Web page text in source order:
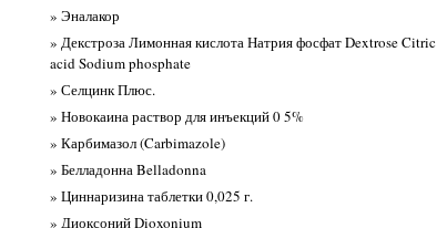
» Эналакор
» Декстроза Лимонная кислота Натрия фосфат Dextrose Citric
acid Sodium phosphate
» Селцинк Плюс.
» Новокаина раствор для инъекций 0 5%
» Карбимазол (Carbimazole)
» Белладонна Belladonna
» Циннаризина таблетки 0,025 г.
» Диоксоний Dioxonium